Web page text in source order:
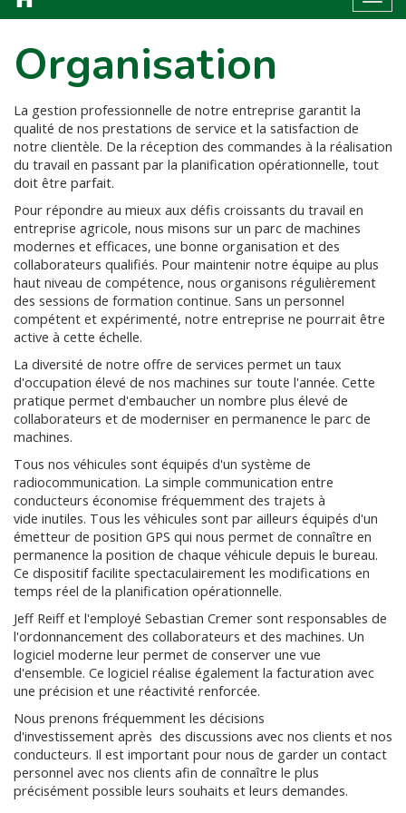
Organisation
La gestion professionnelle de notre entreprise garantit la
qualité de nos prestations de service et la satisfaction de
notre clientèle. De la réception des commandes à la réalisation
du travail en passant par la planification opérationnelle, tout
doit être parfait.
Pour répondre au mieux aux défis croissants du travail en
entreprise agricole, nous misons sur un parc de machines
modernes et efficaces, une bonne organisation et des
collaborateurs qualifiés. Pour maintenir notre équipe au plus
haut niveau de compétence, nous organisons régulièrement
des sessions de formation continue. Sans un personnel
compétent et expérimenté, notre entreprise ne pourrait être
active à cette échelle.
La diversité de notre offre de services permet un taux
d'occupation élevé de nos machines sur toute l'année. Cette
pratique permet d'embaucher un nombre plus élevé de
collaborateurs et de moderniser en permanence le parc de
machines.
Tous nos véhicules sont équipés d'un système de
radiocommunication. La simple communication entre
conducteurs économise fréquemment des trajets à
vide inutiles. Tous les véhicules sont par ailleurs équipés d'un
émetteur de position GPS qui nous permet de connaître en
permanence la position de chaque véhicule depuis le bureau.
Ce dispositif facilite spectaculairement les modifications en
temps réel de la planification opérationnelle.
Jeff Reiff et l'employé Sebastian Cremer sont responsables de
l'ordonnancement des collaborateurs et des machines. Un
logiciel moderne leur permet de conserver une vue
d'ensemble. Ce logiciel réalise également la facturation avec
une précision et une réactivité renforcée.
Nous prenons fréquemment les décisions
d'investissement après des discussions avec nos clients et nos
conducteurs. Il est important pour nous de garder un contact
personnel avec nos clients afin de connaître le plus
précisément possible leurs souhaits et leurs demandes.